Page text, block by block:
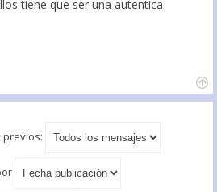
tiene que ser una autentica